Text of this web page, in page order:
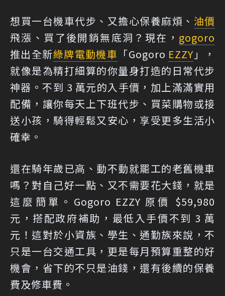
想買一台機車代步、又擔心保養麻煩、 油價
飛漲、買了後開銷無底洞？現在， gogoro
推出全新綠牌電動機車 「Gogoro EZZY 」，
就像是為精打細算的你量身打造的日常代步
神器。不到 3 萬元的入手價，加上滿滿實用
配備，讓你每天上下班代步、買菜購物或接
送小孩，騎得輕鬆又安心，享受更多生活小
確幸。
還在騎年歲已高、動不動就罷工的老舊機車
嗎？對自己好一點、又不需要花大錢，就是
這麼簡單。Gogoro EZZY 原價 $59,980
元，搭配政府補助，最低入手價不到 3 萬
元！這對於小資族、學生、通勤族來說，不
只是一台交通工具，更是每月預算重整的好
機會，省下的不只是油錢，還有後續的保養
費及修車費。